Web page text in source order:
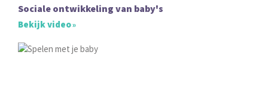
Sociale ontwikkeling van baby's
Bekijk video